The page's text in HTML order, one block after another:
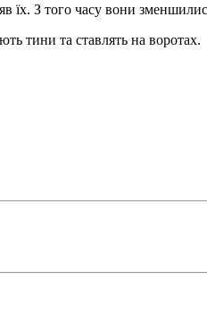
їх. З того часу вони
тини та ставлять на воротах.